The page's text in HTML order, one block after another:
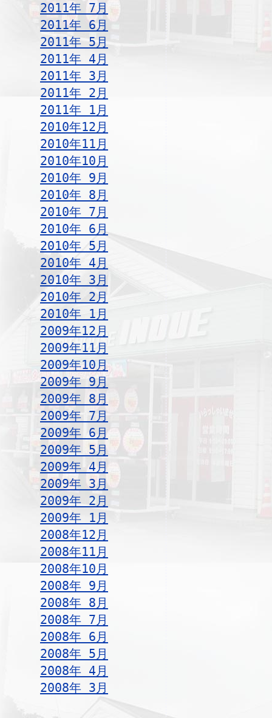
2011年 7月
2011年 6月
2011年 5月
2011年 4月
2011年 3月
2011年 2月
2011年 1月
2010年12月
2010年11月
2010年10月
2010年 9月
2010年 8月
2010年 7月
2010年 6月
2010年 5月
2010年 4月
2010年 3月
2010年 2月
2010年 1月
2009年12月
2009年11月
2009年10月
2009年 9月
2009年 8月
2009年 7月
2009年 6月
2009年 5月
2009年 4月
2009年 3月
2009年 2月
2009年 1月
2008年12月
2008年11月
2008年10月
2008年 9月
2008年 8月
2008年 7月
2008年 6月
2008年 5月
2008年 4月
2008年 3月